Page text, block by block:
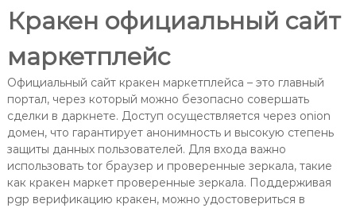
Кракен официальный сайт
маркетплейс
Официальный сайт кракен маркетплейса – это главный
портал, через который можно безопасно совершать
сделки в даркнете. Доступ осуществляется через onion
домен, что гарантирует анонимность и высокую степень
защиты данных пользователей. Для входа важно
использовать tor браузер и проверенные зеркала, такие
как кракен маркет проверенные зеркала. Поддерживая
pgp верификацию кракен, можно удостовериться в